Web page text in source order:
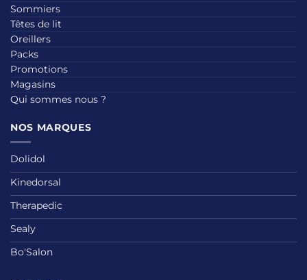
Sommiers
Têtes de lit
Oreillers
Packs
Promotions
Magasins
Qui sommes nous ?
NOS MARQUES
Dolidol
Kinedorsal
Therapedic
Sealy
Bo'Salon